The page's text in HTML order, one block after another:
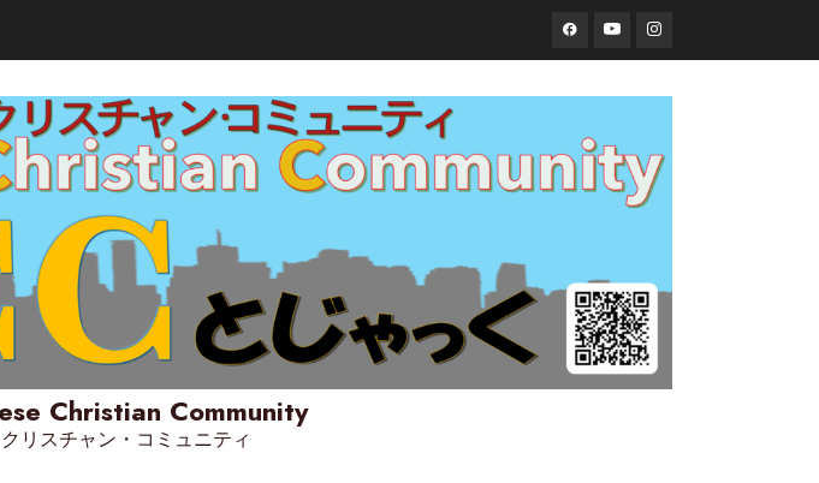
FacebookYouTubeInstagram
Christian Community
リスチャン・コミュニティ